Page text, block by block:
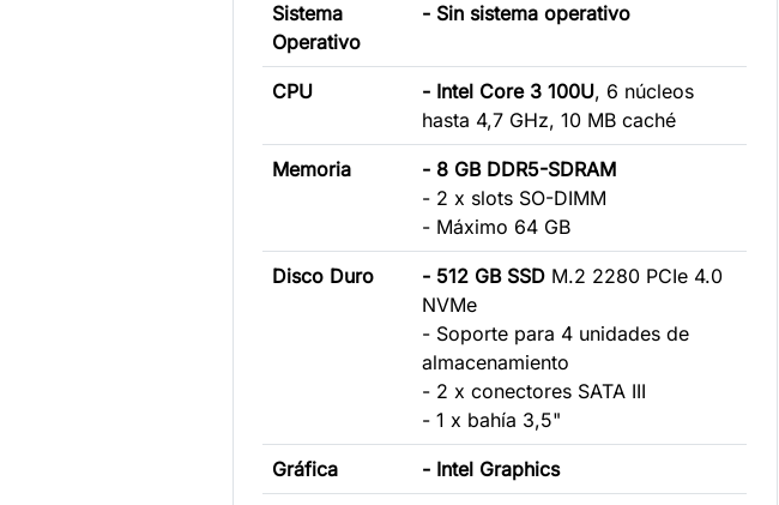
Sistema
Operativo
- Sin sistema operativo
CPU - Intel Core 3 100U, 6 núcleos
hasta 4,7 GHz, 10 MB caché
Memoria
- 8 GB DDR5-SDRAM
- 2 x slots SO-DIMM
- Máximo 64 GB
Disco Duro - 512 GB SSD M.2 2280 PCIe 4.0
NVMe
- Soporte para 4 unidades de
almacenamiento
- 2 x conectores SATA III
- 1 x bahía 3,5"
Gráfica - Intel Graphics